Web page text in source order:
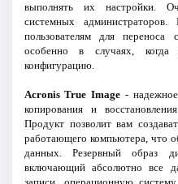
выполнять их настройки.
системных
пользователям для
особенно в случаях,
конфигурацию.
Acronis True Image -
копирования и
Продукт позволит вам
работающего компьютера, что
данных. Резервный образ
включающий абсолютно все